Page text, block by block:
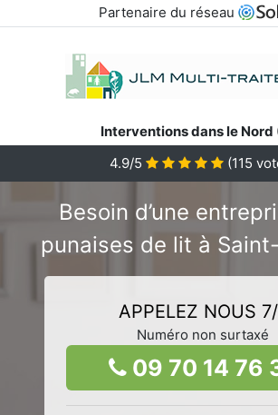
Partenaire du réseau
Interventions dans le Nord
4.9/5
(115
Besoin d’une
punaises de lit à
APPELEZ NOUS
Numéro non surtaxé
09 70 14 76